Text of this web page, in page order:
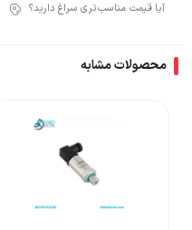
آیا قیمت مناسب‌تری سراغ دارید؟
محصولات مشابه